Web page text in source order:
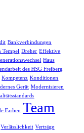
Bankverbindungen
Tempel Dreher Effektive
Haus
des HSG Freiberg
Kompetenz Konditionen
Gerät Modernisieren
Farben Team
Verlässlichkeit Verträge